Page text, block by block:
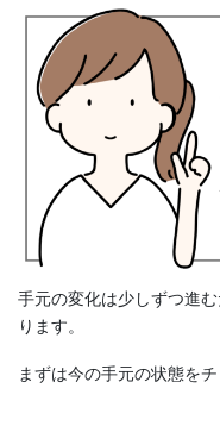
手元の変化は少しずつ進
ります。
まずは今の手元の状態を